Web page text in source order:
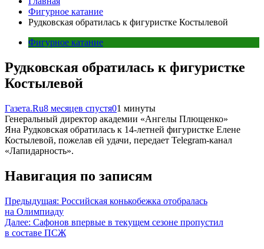
Фигурное катание
Рудковская обратилась к фигуристке Костылевой
Фигурное катание
Рудковская обратилась к фигуристке
Костылевой
Газета.Ru8 месяцев спустя01 минуты
Генеральный директор академии «Ангелы Плющенко»
Яна Рудковская обратилась к 14-летней фигуристке Елене
Костылевой, пожелав ей удачи, передает Telegram-канал
«Лапидарность».
Навигация по записям
Предыдущая: Российская конькобежка отобралась
на Олимпиаду
Далее: Сафонов впервые в текущем сезоне пропустил
в составе ПСЖ